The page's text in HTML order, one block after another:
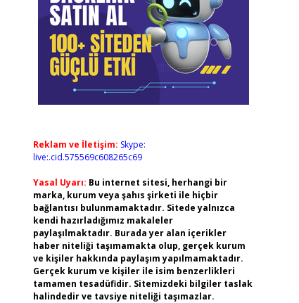
Reklam ve İletişim: Skype:
live:.cid.575569c608265c69
Yasal Uyarı: Bu internet sitesi, herhangi bir
marka, kurum veya şahıs şirketi ile hiçbir
bağlantısı bulunmamaktadır. Sitede yalnızca
kendi hazırladığımız makaleler
paylaşılmaktadır. Burada yer alan içerikler
haber niteliği taşımamakta olup, gerçek kurum
ve kişiler hakkında paylaşım yapılmamaktadır.
Gerçek kurum ve kişiler ile isim benzerlikleri
tamamen tesadüfidir. Sitemizdeki bilgiler taslak
halindedir ve tavsiye niteliği taşımazlar.